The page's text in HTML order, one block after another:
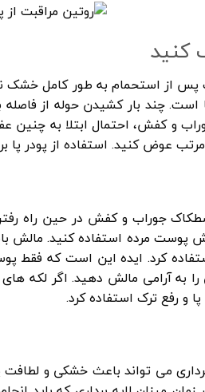
کنید
پس از استحمام به طور کامل خشک
است. چند بار کشیدن حوله از
و کفش، احتمال ابتلا به
عوض کنید. استفاده از پودر
جوراب و کفش در حین راه
پوست مرده استفاده کنید. مالش
کرد. ایده این است که
را به آرامی مالش دهید. اگر
و رفع ترک استفاده کرد.
می تواند باعث خشکی و